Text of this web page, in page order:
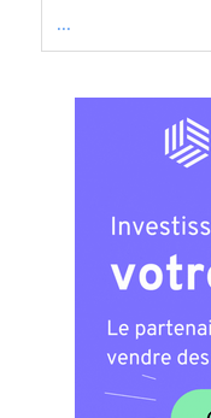
...